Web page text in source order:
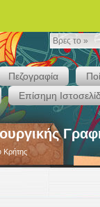
Βρες
το
»
Πεζογραφία
Επίσημη
Κρήτης